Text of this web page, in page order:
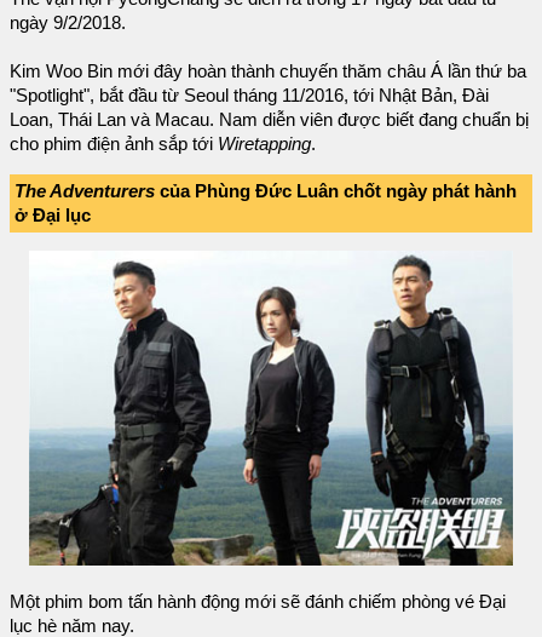
ngày 9/2/2018.
Kim Woo Bin mới đây hoàn thành chuyến thăm châu Á lần thứ ba
"Spotlight", bắt đầu từ Seoul tháng 11/2016, tới Nhật Bản, Đài
Loan, Thái Lan và Macau. Nam diễn viên được biết đang chuẩn bị
cho phim điện ảnh sắp tới Wiretapping.
The Adventurers của Phùng Đức Luân chốt ngày phát hành
ở Đại lục
Một phim bom tấn hành động mới sẽ đánh chiếm phòng vé Đại
lục hè năm nay.